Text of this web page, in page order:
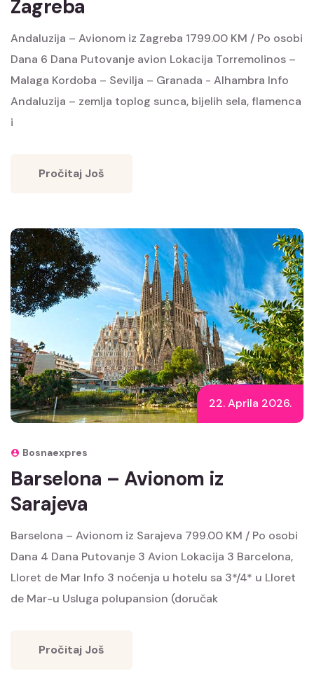
Zagreba
Andaluzija – Avionom iz Zagreba 1799.00 KM / Po osobi
Dana 6 Dana Putovanje avion Lokacija Torremolinos –
Malaga Kordoba – Sevilja – Granada - Alhambra Info
Andaluzija – zemlja toplog sunca, bijelih sela, flamenca
i
Pročitaj Još
22. Aprila 2026.
Bosnaexpres
Barselona – Avionom iz
Sarajeva
Barselona – Avionom iz Sarajeva 799.00 KM / Po osobi
Dana 4 Dana Putovanje 3 Avion Lokacija 3 Barcelona,
Lloret de Mar Info 3 noćenja u hotelu sa 3*/4* u Lloret
de Mar-u Usluga polupansion (doručak
Pročitaj Još